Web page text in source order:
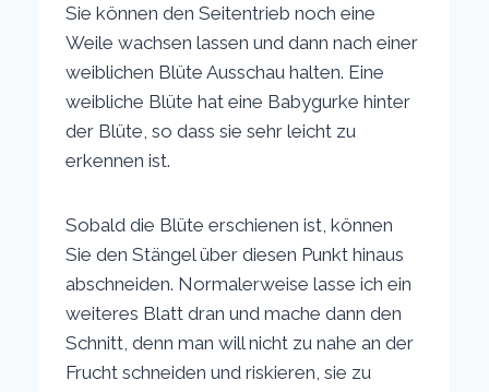
Sie können den Seitentrieb noch eine
Weile wachsen lassen und dann nach einer
weiblichen Blüte Ausschau halten. Eine
weibliche Blüte hat eine Babygurke hinter
der Blüte, so dass sie sehr leicht zu
erkennen ist.
Sobald die Blüte erschienen ist, können
Sie den Stängel über diesen Punkt hinaus
abschneiden. Normalerweise lasse ich ein
weiteres Blatt dran und mache dann den
Schnitt, denn man will nicht zu nahe an der
Frucht schneiden und riskieren, sie zu